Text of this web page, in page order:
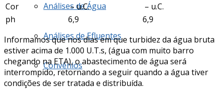
Análises de Água
Análises de Efluentes
Convênios
Cor
– u.C.
– u.C.
ph
6,9
6,9
Informamos que nos dias em que turbidez da água bruta
estiver acima de 1.000 U.T.s, (água com muito barro
chegando na ETA), o abastecimento de água será
interrompido, retornando a seguir quando a água tiver
condições de ser tratada e distribuída.